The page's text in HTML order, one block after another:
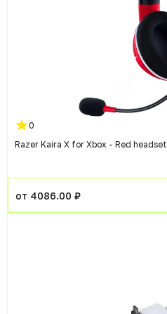
0
Razer Kaira X for Xbox - Red headset
от 4086.00 ₽